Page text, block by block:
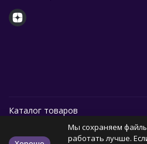
Каталог товаров
Помощь
Мы сохраняем
работать лучше.